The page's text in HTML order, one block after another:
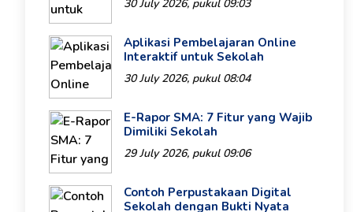
30 July 2026, pukul 09:03
Aplikasi Pembelajaran Online
Interaktif untuk Sekolah
30 July 2026, pukul 08:04
E-Rapor SMA: 7 Fitur yang Wajib
Dimiliki Sekolah
29 July 2026, pukul 09:06
Contoh Perpustakaan Digital
Sekolah dengan Bukti Nyata